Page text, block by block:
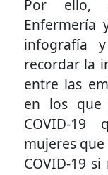
Por ello,
Enfermería
infografía
recordar la
entre las
en los que
COVID-
mujeres
COVID-19